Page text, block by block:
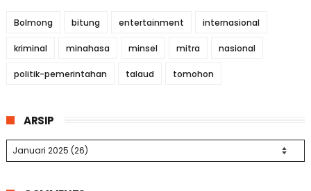
Bolmong bitung entertainment internasional
kriminal minahasa minsel mitra nasional
politik-pemerintahan talaud tomohon
ARSIP